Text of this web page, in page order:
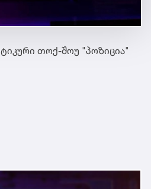
თოქ-შოუ "პოზიცია"